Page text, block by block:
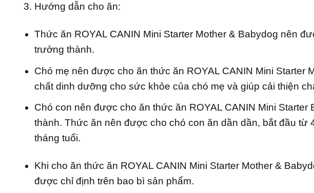
Hướng dẫn cho ăn:
Thức ăn ROYAL CANIN Mini Starter Mother & Babydog nên
trưởng thành.
Chó mẹ nên được cho ăn thức ăn ROYAL CANIN Mini
chất dinh dưỡng cho sức khỏe của chó mẹ và giúp cải thiện
Chó con nên được cho ăn thức ăn ROYAL CANIN Mini
thành. Thức ăn nên được cho chó con ăn dần dần, bắt đầu
tháng tuổi.
Khi cho ăn thức ăn ROYAL CANIN Mini Starter Mother &
được chỉ định trên bao bì sản phẩm.